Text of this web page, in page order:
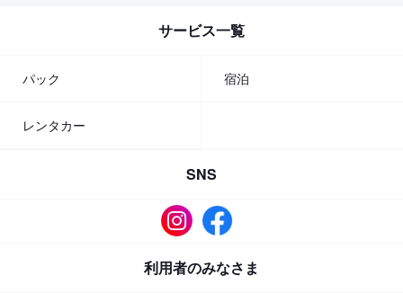
サービス一覧
パック 宿泊
レンタカー
SNS
利用者のみなさま